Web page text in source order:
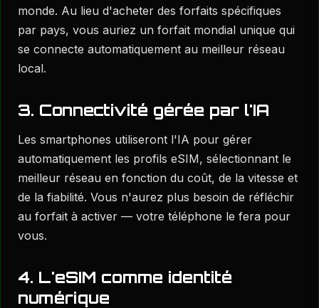
monde. Au lieu d'acheter des forfaits spécifiques
par pays, vous auriez un forfait mondial unique qui
se connecte automatiquement au meilleur réseau
local.
3. Connectivité gérée par l'IA
Les smartphones utiliseront l'IA pour gérer
automatiquement les profils eSIM, sélectionnant le
meilleur réseau en fonction du coût, de la vitesse et
de la fiabilité. Vous n'aurez plus besoin de réfléchir
au forfait à activer — votre téléphone le fera pour
vous.
4. L'eSIM comme identité
numérique